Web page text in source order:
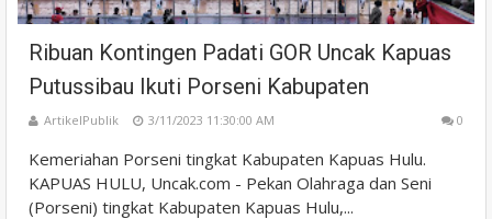
Ribuan Kontingen Padati GOR Uncak Kapuas
Putussibau Ikuti Porseni Kabupaten
ArtikelPublik 3/11/2023 11:30:00 AM 0
Kemeriahan Porseni tingkat Kabupaten Kapuas Hulu.
KAPUAS HULU, Uncak.com - Pekan Olahraga dan Seni
(Porseni) tingkat Kabupaten Kapuas Hulu,...